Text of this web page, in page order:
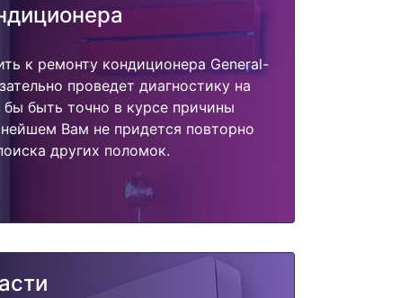
к ремонту кондиционера General-
проведет диагностику на
бы быть точно в курсе причины
Вам не придется повторно
других поломок.